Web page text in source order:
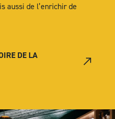
aussi de l’enrichir de
DE LA